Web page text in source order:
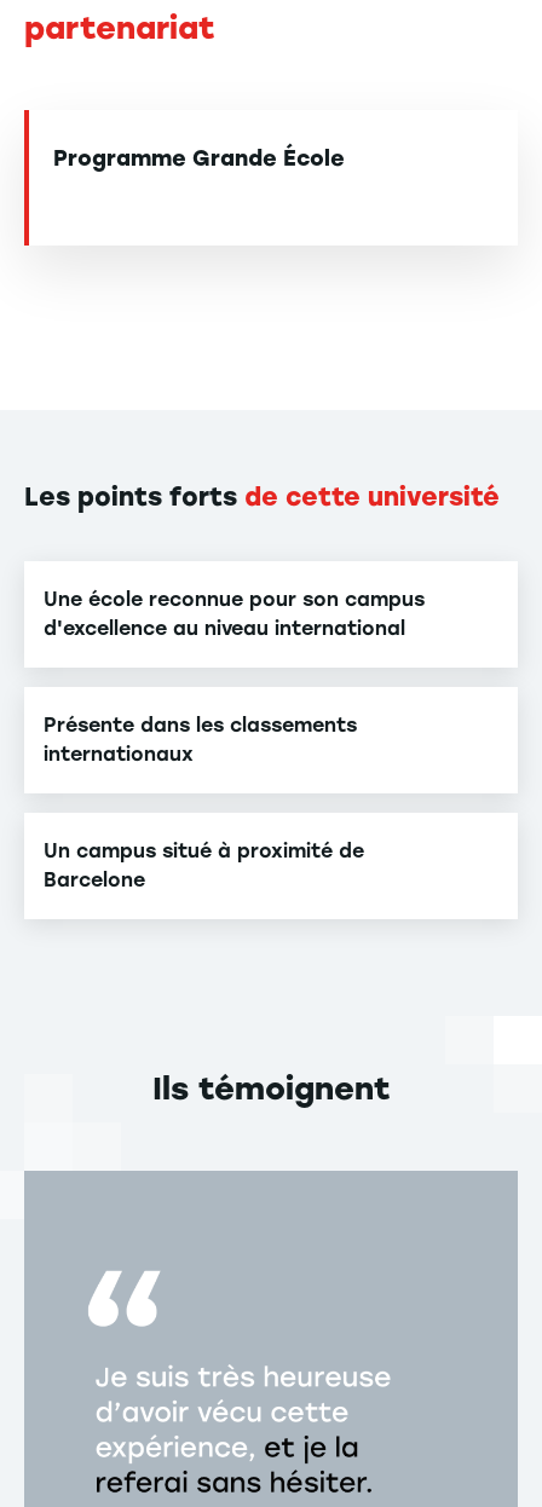
partenariat
Programme Grande École
Les points forts de cette université
Une école reconnue pour son campus
d'excellence au niveau international
Présente dans les classements
internationaux
Un campus situé à proximité de
Barcelone
Ils témoignent